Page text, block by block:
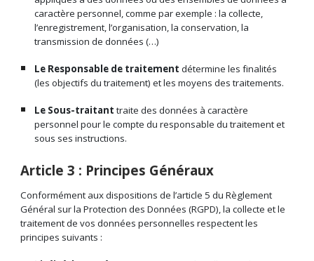
caractère personnel, comme par exemple : la collecte,
l’enregistrement, l’organisation, la conservation, la
transmission de données (…)
Le Responsable de traitement détermine les finalités
(les objectifs du traitement) et les moyens des traitements.
Le Sous-traitant traite des données à caractère
personnel pour le compte du responsable du traitement et
sous ses instructions.
Article 3 : Principes Généraux
Conformément aux dispositions de l’article 5 du Règlement
Général sur la Protection des Données (RGPD), la collecte et le
traitement de vos données personnelles respectent les
principes suivants :